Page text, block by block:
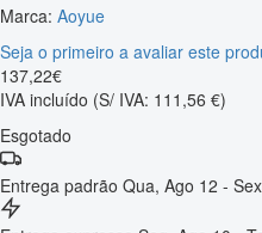
Marca: Aoyue
Seja o primeiro a avaliar este
137,22€
IVA incluído (S/ IVA: 111,56 €)
Esgotado
Entrega padrão Qua, Ago 12 -